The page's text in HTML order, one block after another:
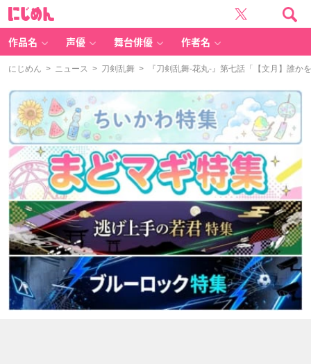
作品名 声優 舞台俳優 作者名
にじめん > ニュース > 刀剣乱舞 > 『刀剣乱舞-花丸-』第七話「【文月】誰か